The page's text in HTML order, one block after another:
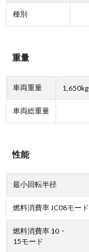
種別
重量
車両重量 1,650kg
車両総重量
性能
最小回転半径
燃料消費率 JC08モード
燃料消費率 10・
15モード